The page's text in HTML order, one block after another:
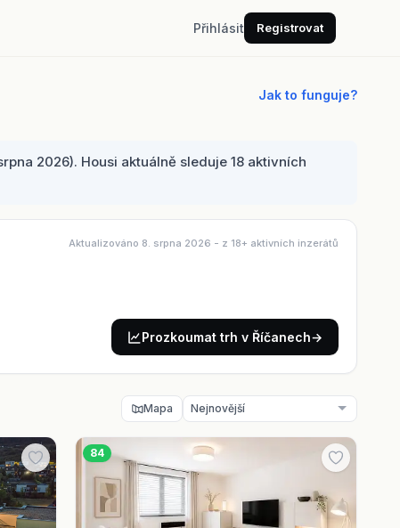
Přihlásit Registrovat
Jak to funguje?
2026). Housi aktuálně sleduje 18 aktivních
Aktualizováno 8. srpna 2026 - z 18+ aktivních inzerátů
Prozkoumat trh v Říčanech→
Mapa
84